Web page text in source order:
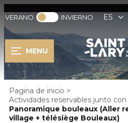
VERANO INVIERNO ES
MENU
Pagina de inicio >
Actividades reservables junto
Panoramique bouleaux (Aller
village + télésiège Bouleaux)